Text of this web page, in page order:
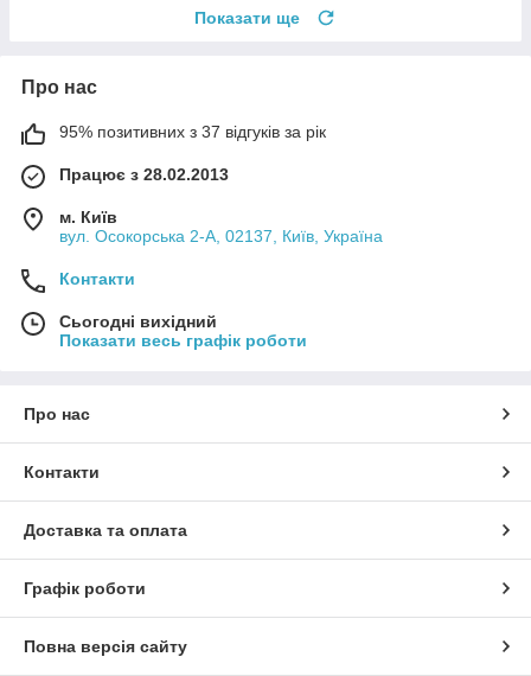
Показати ще
Про нас
95% позитивних з 37 відгуків за рік
Працює з 28.02.2013
м. Київ
вул. Осокорська 2-А, 02137, Київ, Україна
Контакти
Сьогодні вихідний
Показати весь графік роботи
Про нас
Контакти
Доставка та оплата
Графік роботи
Повна версія сайту